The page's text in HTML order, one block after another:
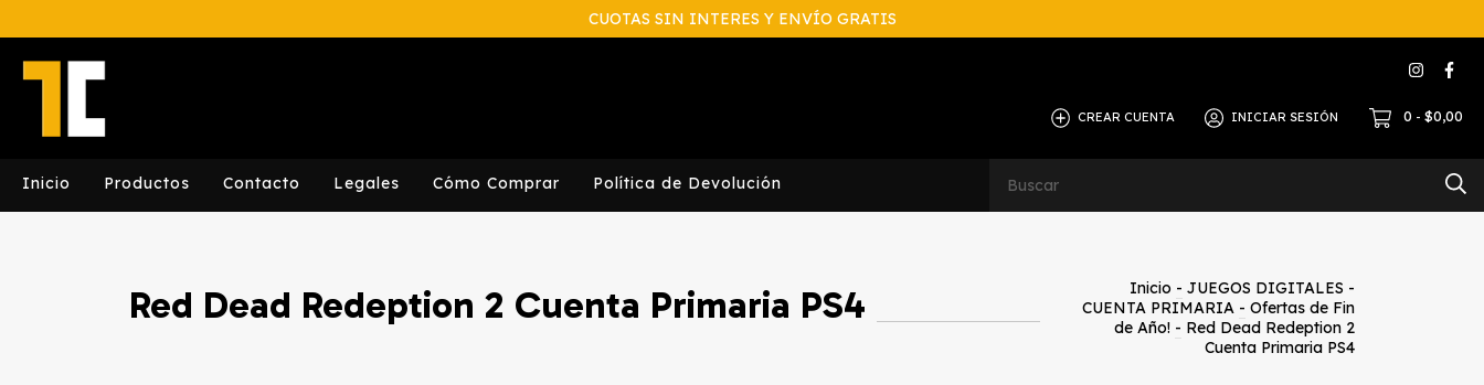
CUOTAS SIN INTERES Y ENVÍO GRATIS
CREAR CUENTA INICIAR SESIÓN 0 - $0,00
Inicio Productos Contacto Legales Cómo Comprar Política de Devolución
Red Dead Redeption 2 Cuenta Primaria PS4 Inicio - JUEGOS DIGITALES -
CUENTA PRIMARIA - Ofertas de Fin
de Año! - Red Dead Redeption 2
Cuenta Primaria PS4